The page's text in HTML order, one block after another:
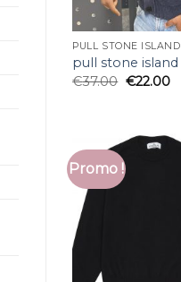
PULL STONE ISLAND
pull stone island
€37.00 €22.00
Promo !